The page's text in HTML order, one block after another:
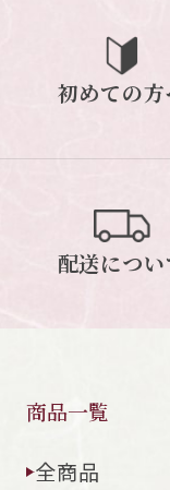
初めての
配送につい
商品一覧
全商品